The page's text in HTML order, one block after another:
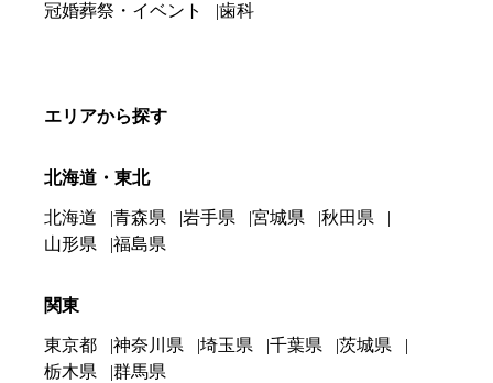
冠婚葬祭・イベント
歯科
エリアから探す
北海道・東北
北海道 青森県 岩手県 宮城県
秋田県
山形県
福島県
関東
東京都 神奈川県 埼玉県 千葉県
茨城県
栃木県
群馬県